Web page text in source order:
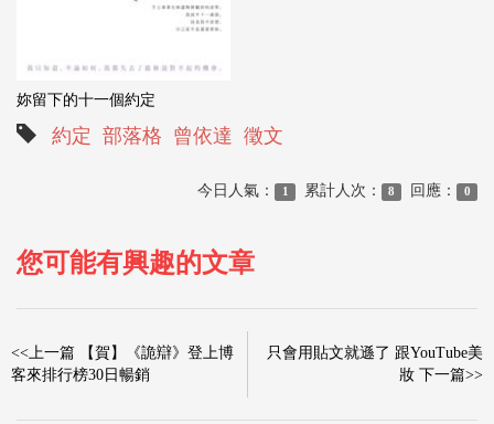
妳留下的十一個約定
約定 部落格 曾依達 徵文
今日人氣： 1 累計人次： 8 回應： 0
您可能有興趣的文章
<<上一篇 【賀】《詭辯》登上博
客來排行榜30日暢銷
只會用貼文就遜了 跟YouTube美
妝 下一篇>>